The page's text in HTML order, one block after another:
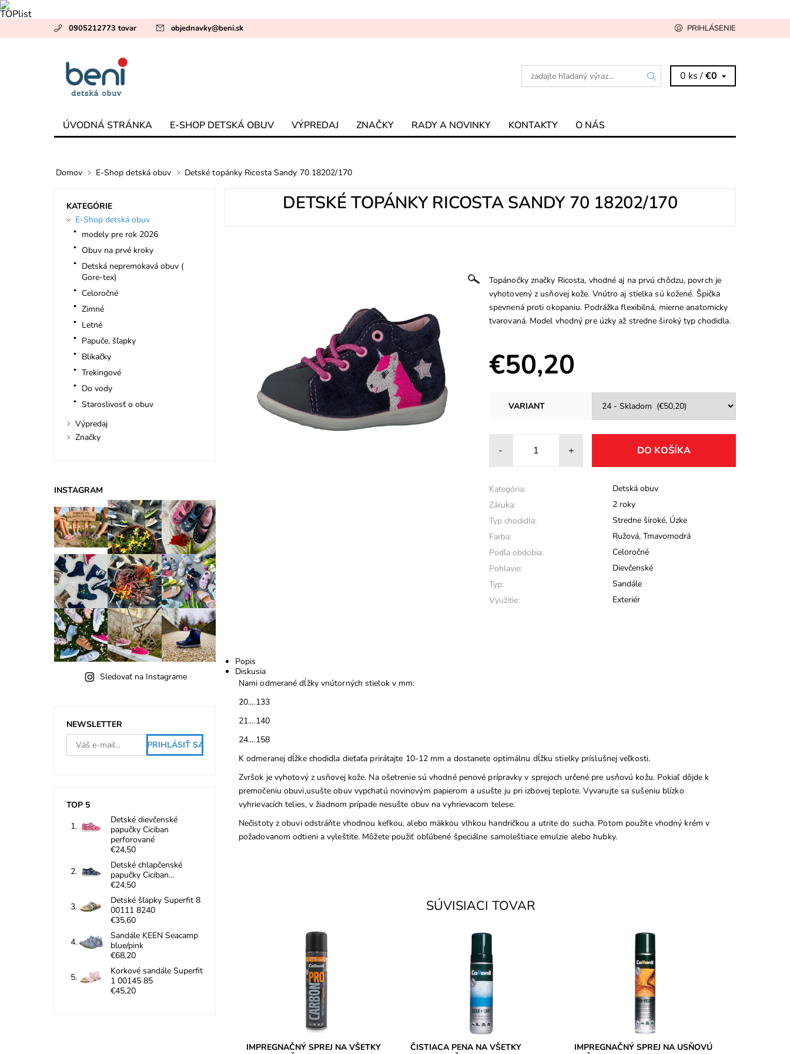
0905212773 tovar objednavky@beni.sk PRIHLÁSENIE
0 ks /€0
ÚVODNÁ STRÁNKA E-SHOP DETSKÁ OBUV VÝPREDAJ ZNAČKY RADY A NOVINKY KONTAKTY O NÁS
Domov E-Shop detská obuv Detské topánky Ricosta Sandy 70 18202/170
DETSKÉ TOPÁNKY RICOSTA SANDY 70 18202/170
Topánočky značky Ricosta, vhodné aj na prvú chôdzu, povrch je
vyhotovený z usňovej kože. Vnútro aj stielka sú kožené. Špička
spevnená proti okopaniu. Podrážka flexibilná, mierne anatomicky
tvarovaná. Model vhodný pre úzky až stredne široký typ chodidla.
€50,20
VARIANT
- +
Kategória:
Detská obuv
Záruka:
2 roky
Typ chodidla:
Stredne široké, Úzke
Farba:
Ružová, Tmavomodrá
Podľa obdobia:
Celoročné
Pohlavie:
Dievčenské
Typ:
Sandále
Využitie:
Exteriér
Popis
Diskusia
Nami odmerané dĺžky vnútorných stielok v mm:
20....133
21....140
24....158
K odmeranej dĺžke chodidla dieťaťa prirátajte 10-12 mm a dostanete optimálnu dĺžku stielky príslušnej veľkosti.
Zvršok je vyhotový z usňovej kože. Na ošetrenie sú vhodné penové prípravky v sprejoch určené pre usňovú kožu. Pokiaľ dôjde k
premočeniu obuvi,usušte obuv vypchatú novinovým papierom a usušte ju pri izbovej teplote. Vyvarujte sa sušeniu blízko
vyhrievacích telies, v žiadnom prípade nesušte obuv na vyhrievacom telese.
Nečistoty z obuvi odstráňte vhodnou kefkou, alebo mäkkou vlhkou handričkou a utrite do sucha. Potom použite vhodný krém v
požadovanom odtieni a vyleštite. Môžete použiť obľúbené špeciálne samoleštiace emulzie alebo hubky.
SÚVISIACI TOVAR
Carbon technológia proti vlhkosti a
znečisteniu. Impregnácia na všetky
druhy kože, aj textil (napr. oblečenie).
Skladom
Collonil
2 roky
IMPREGNAČNÝ SPREJ NA VŠETKY
CLEAN + CARE čistiaca pena na
všetky druhy kože aj textil. Okrem
čistenia obuvi sa dá využiť napríklad aj
Skladom
Collonil
2 roky
ČISTIACA PENA NA VŠETKY
- WATERSTOP + UV ochrana na
usňovú kožu. Ochráni kožu pred
poškodením vodou a uv-žiarením.
Skladom
Collonil
2 roky
IMPREGNAČNÝ SPREJ NA USŇOVÚ
KATEGÓRIE
E-Shop detská obuv
modely pre rok 2026
Obuv na prvé kroky
Detská nepremokavá obuv (
Gore-tex)
Celoročné
Zimné
Letné
Papuče, šľapky
Blikačky
Trekingové
Do vody
Staroslivosť o obuv
Výpredaj
Značky
INSTAGRAM
Sledovať na Instagrame
NEWSLETTER
TOP 5
Detské dievčenské
papučky Ciciban
perforované
€24,50
Detské chlapčenské
papučky Ciciban...
€24,50
Detské šľapky Superfit 8
00111 8240
€35,60
Sandále KEEN Seacamp
blue/pink
€68,20
Korkové sandále Superfit
1 00145 85
€45,20